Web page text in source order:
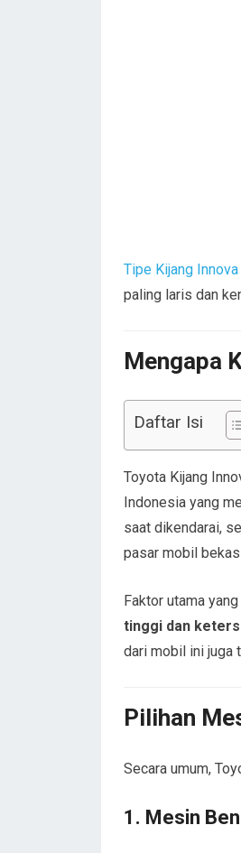
Tipe Kijang
paling laris dan
Mengapa
Daftar Isi
Toyota Kijang
Indonesia yang
saat dikendarai,
pasar mobil
Faktor utama
tinggi dan
dari mobil ini juga
Pilihan
Secara umum,
1. Mesin